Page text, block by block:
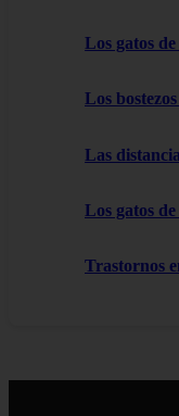
Los gatos
Los
Las
Los gatos
Trastornos